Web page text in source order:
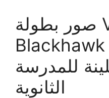
صور بطولة Valley View-
للمدرسة
الثانوية